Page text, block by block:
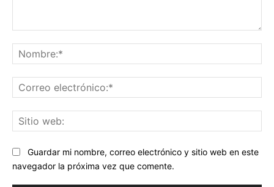
Guardar mi nombre, correo electrónico y sitio web en este
navegador la próxima vez que comente.